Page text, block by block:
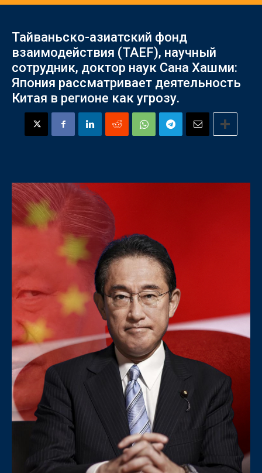
Тайваньско-азиатский фонд
взаимодействия (TAEF), научный
сотрудник, доктор наук Сана Хашми:
Япония рассматривает деятельность
Китая в регионе как угрозу.